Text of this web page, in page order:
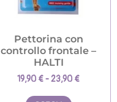
Pettorina con
controllo frontale –
HALTI
19,90 €-23,90 €